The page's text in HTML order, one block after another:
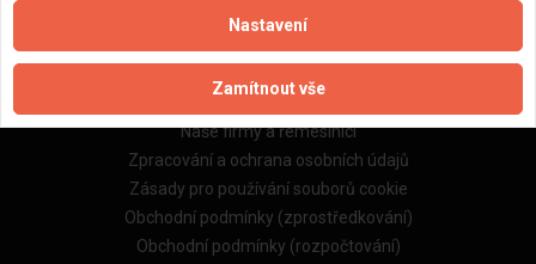
Důležité informace
Naše firmy a řemeslníci
Zpracování a ochrana osobních údajů
Zásady pro používání souborů cookie
Obchodní podmínky (zprostředkování)
Obchodní podmínky (rozpočtování)
Nastavení
Zamítnout vše